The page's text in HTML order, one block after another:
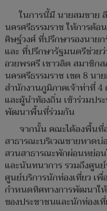
ในการนี้มี นายสมชาย
นครศรีธรรมราช ให้การต้
ศิษฐ์วงศ์ ที่ปรึกษารองนาย
และ ที่ปรึกษารัฐมนตรีช่วย
อวยพรศรี เชาวลิต สมาชิก
นครศรีธรรมราช เขต 8 นา
สำนักงานภูมิภาคเจ้าท่าที่
และผู้นำท้องถิ่น เข้าร่วมปร
พัฒนาพื้นที่ร่วมกัน
จากนั้น คณะได้ลงพื้นที่
สาธารณะบริเวณชายหาด
สวนสาธารณะพักผ่อนหย่อ
และนันทนาการ รวมถึงศูน
ศูนย์บริการนักท่องเที่ยว เ
กำหนดทิศทางการพัฒนาใ
ของประชาชนและนักท่องเ